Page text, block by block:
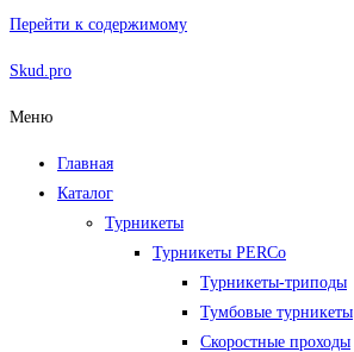
Перейти к содержимому
Skud.pro
Меню
Главная
Каталог
Турникеты
Турникеты PERCo
Турникеты-триподы
Тумбовые турникеты
Скоростные проходы